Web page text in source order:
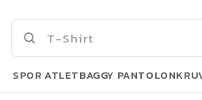
Son Bakılanlar
SPOR ATLETBAGGY PANTOLON